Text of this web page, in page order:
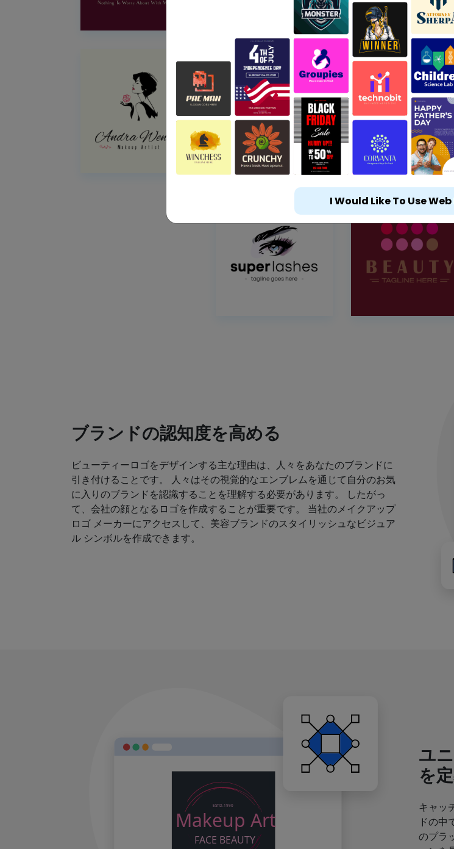
ブランドの認知度を高める
ビューティーロゴをデザインする主な理由は、人々をあなたのブランドに
引き付けることです。 人々はその視覚的なエンブレムを通じて自分のお気
に入りのブランドを認識することを理解する必要があります。 したがっ
て、会社の顔となるロゴを作成することが重要です。 当社のメイクアップ
ロゴ メーカーにアクセスして、美容ブランドのスタイリッシュなビジュア
ル シンボルを作成できます。
ユ
を
キャッ
ドの中
のプラ
I Would Like To Use